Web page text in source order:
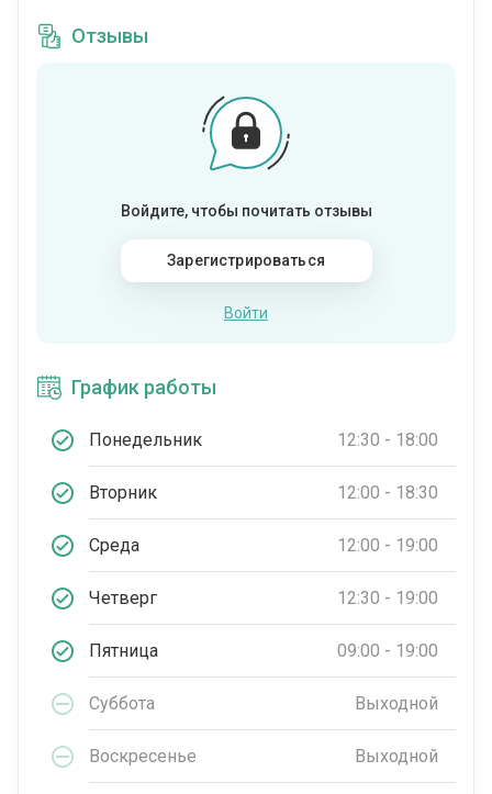
Отзывы
Войдите, чтобы почитать отзывы
Зарегистрироваться
Войти
График работы
Понедельник 12:30 - 18:00
Вторник 12:00 - 18:30
Среда 12:00 - 19:00
Четверг 12:30 - 19:00
Пятница 09:00 - 19:00
Суббота Выходной
Воскресенье Выходной